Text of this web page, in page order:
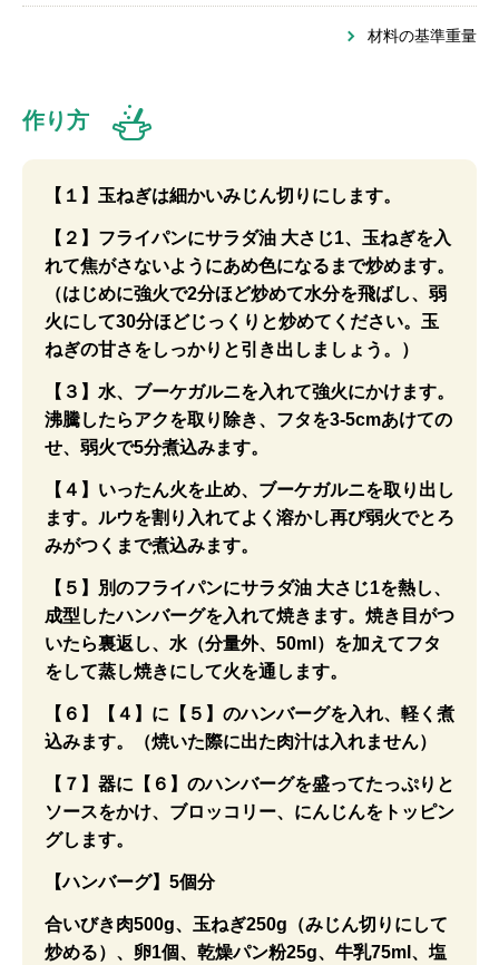
材料の基準重量
作り方
【１】玉ねぎは細かいみじん切りにします。
【２】フライパンにサラダ油 大さじ1、玉ねぎを入
れて焦がさないようにあめ色になるまで炒めます。
（はじめに強火で2分ほど炒めて水分を飛ばし、弱
火にして30分ほどじっくりと炒めてください。玉
ねぎの甘さをしっかりと引き出しましょう。）
【３】水、ブーケガルニを入れて強火にかけます。
沸騰したらアクを取り除き、フタを3-5cmあけての
せ、弱火で5分煮込みます。
【４】いったん火を止め、ブーケガルニを取り出し
ます。ルウを割り入れてよく溶かし再び弱火でとろ
みがつくまで煮込みます。
【５】別のフライパンにサラダ油 大さじ1を熱し、
成型したハンバーグを入れて焼きます。焼き目がつ
いたら裏返し、水（分量外、50ml）を加えてフタ
をして蒸し焼きにして火を通します。
【６】【４】に【５】のハンバーグを入れ、軽く煮
込みます。（焼いた際に出た肉汁は入れません）
【７】器に【６】のハンバーグを盛ってたっぷりと
ソースをかけ、ブロッコリー、にんじんをトッピン
グします。
【ハンバーグ】5個分
合いびき肉500g、玉ねぎ250g（みじん切りにして
炒める）、卵1個、乾燥パン粉25g、牛乳75ml、塩